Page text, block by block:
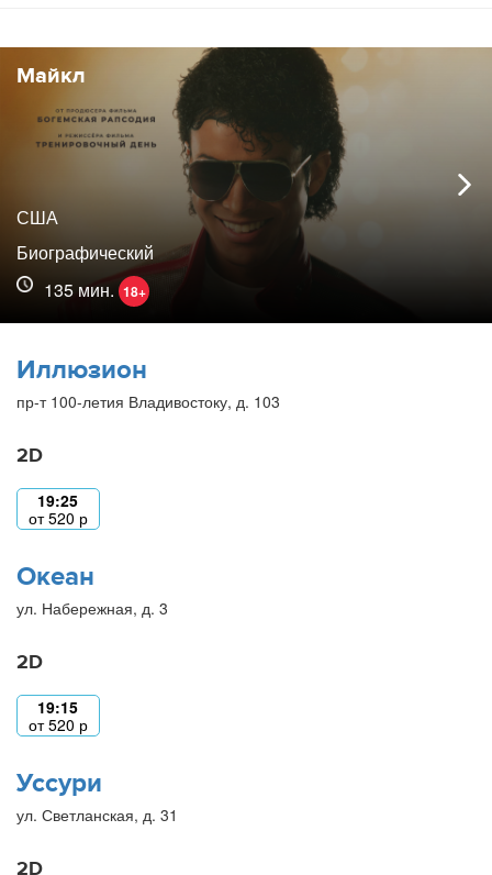
Майкл
США
Биографический
135 мин. 18+
Иллюзион
пр-т 100-летия Владивостоку, д. 103
2D
19:25
от520 р
Океан
ул. Набережная, д. 3
2D
19:15
от520 р
Уссури
ул. Светланская, д. 31
2D